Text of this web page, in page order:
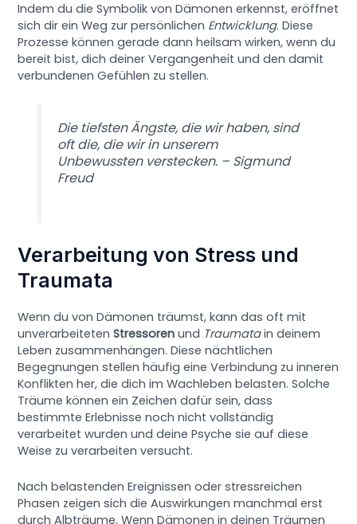
Indem du die Symbolik von Dämonen erkennst, eröffnet
sich dir ein Weg zur persönlichen Entwicklung. Diese
Prozesse können gerade dann heilsam wirken, wenn du
bereit bist, dich deiner Vergangenheit und den damit
verbundenen Gefühlen zu stellen.
Die tiefsten Ängste, die wir haben, sind
oft die, die wir in unserem
Unbewussten verstecken. – Sigmund
Freud
Verarbeitung von Stress und
Traumata
Wenn du von Dämonen träumst, kann das oft mit
unverarbeitetenStressoren und Traumatain deinem
Leben zusammenhängen. Diese nächtlichen
Begegnungen stellen häufig eine Verbindung zu inneren
Konflikten her, die dich im Wachleben belasten. Solche
Träume können ein Zeichen dafür sein, dass
bestimmte Erlebnisse noch nicht vollständig
verarbeitet wurden und deine Psyche sie auf diese
Weise zu verarbeiten versucht.
Nach belastenden Ereignissen oder stressreichen
Phasen zeigen sich die Auswirkungen manchmal erst
durch Albträume. Wenn Dämonen in deinen Träumen